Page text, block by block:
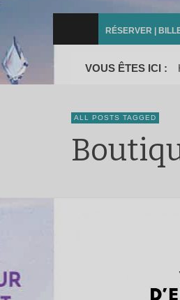
RÉSERVER |
VOUS ÊTES ICI :
ALL POSTS TAGGED